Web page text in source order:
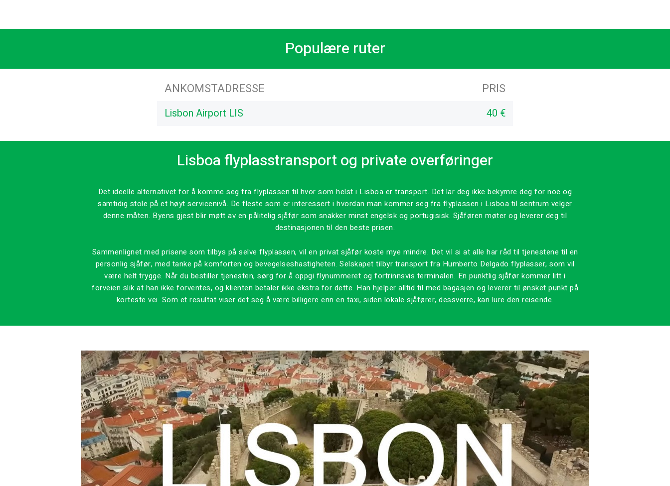
Populære ruter
ANKOMSTADRESSE PRIS
Lisbon Airport LIS 40 €
Lisboa flyplasstransport og private overføringer
Det ideelle alternativet for å komme seg fra flyplassen til hvor som helst i Lisboa er transport. Det lar deg ikke bekymre deg for noe og
samtidig stole på et høyt servicenivå. De fleste som er interessert i hvordan man kommer seg fra flyplassen i Lisboa til sentrum velger
denne måten. Byens gjest blir møtt av en pålitelig sjåfør som snakker minst engelsk og portugisisk. Sjåføren møter og leverer deg til
destinasjonen til den beste prisen.
Sammenlignet med prisene som tilbys på selve flyplassen, vil en privat sjåfør koste mye mindre. Det vil si at alle har råd til tjenestene til en
personlig sjåfør, med tanke på komforten og bevegelseshastigheten. Selskapet tilbyr transport fra Humberto Delgado flyplasser, som vil
være helt trygge. Når du bestiller tjenesten, sørg for å oppgi flynummeret og fortrinnsvis terminalen. En punktlig sjåfør kommer litt i
forveien slik at han ikke forventes, og klienten betaler ikke ekstra for dette. Han hjelper alltid til med bagasjen og leverer til ønsket punkt på
korteste vei. Som et resultat viser det seg å være billigere enn en taxi, siden lokale sjåfører, dessverre, kan lure den reisende.